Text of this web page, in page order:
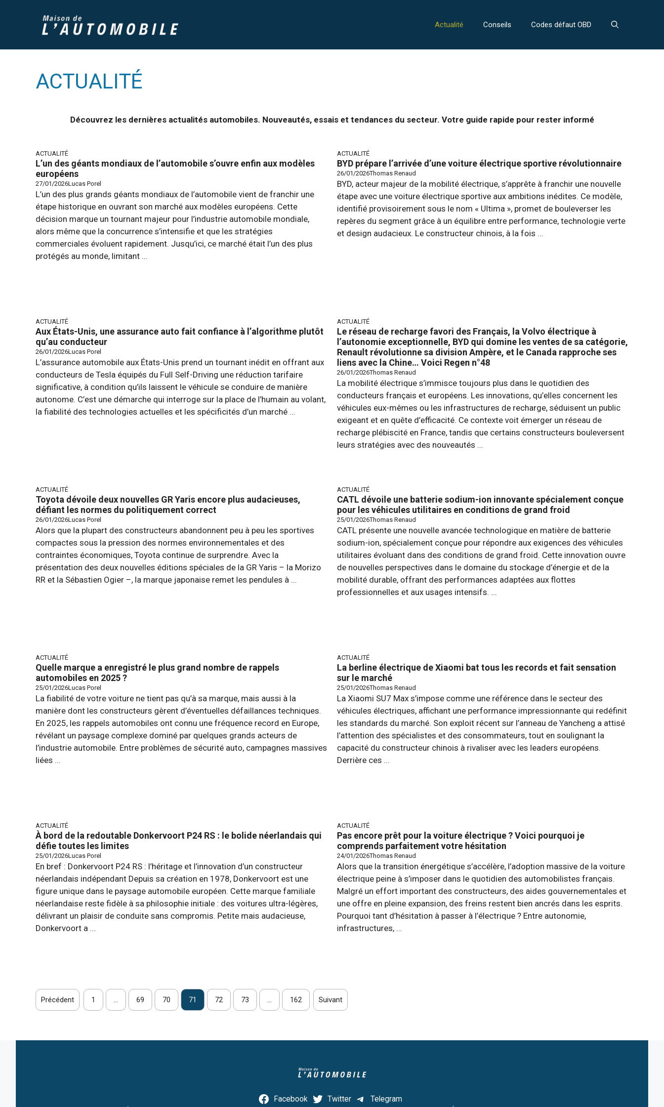
Actualité Conseils Codes défaut OBD
ACTUALITÉ
Découvrez les dernières actualités automobiles. Nouveautés, essais et tendances du secteur. Votre guide rapide pour rester informé
ACTUALITÉ
L’un des géants mondiaux de l’automobile s’ouvre enfin aux modèles
européens
27/01/2026Lucas Porel
L’un des plus grands géants mondiaux de l’automobile vient de franchir une
étape historique en ouvrant son marché aux modèles européens. Cette
décision marque un tournant majeur pour l’industrie automobile mondiale,
alors même que la concurrence s’intensifie et que les stratégies
commerciales évoluent rapidement. Jusqu’ici, ce marché était l’un des plus
protégés au monde, limitant ...
ACTUALITÉ
BYD prépare l’arrivée d’une voiture électrique sportive révolutionnaire
26/01/2026Thomas Renaud
BYD, acteur majeur de la mobilité électrique, s’apprête à franchir une nouvelle
étape avec une voiture électrique sportive aux ambitions inédites. Ce modèle,
identifié provisoirement sous le nom « Ultima », promet de bouleverser les
repères du segment grâce à un équilibre entre performance, technologie verte
et design audacieux. Le constructeur chinois, à la fois ...
ACTUALITÉ
Aux États-Unis, une assurance auto fait confiance à l’algorithme plutôt
qu’au conducteur
26/01/2026Lucas Porel
L’assurance automobile aux États-Unis prend un tournant inédit en offrant aux
conducteurs de Tesla équipés du Full Self-Driving une réduction tarifaire
significative, à condition qu’ils laissent le véhicule se conduire de manière
autonome. C’est une démarche qui interroge sur la place de l’humain au volant,
la fiabilité des technologies actuelles et les spécificités d’un marché ...
ACTUALITÉ
Le réseau de recharge favori des Français, la Volvo électrique à
l’autonomie exceptionnelle, BYD qui domine les ventes de sa catégorie,
Renault révolutionne sa division Ampère, et le Canada rapproche ses
liens avec la Chine… Voici Regen n°48
26/01/2026Thomas Renaud
La mobilité électrique s’immisce toujours plus dans le quotidien des
conducteurs français et européens. Les innovations, qu’elles concernent les
véhicules eux-mêmes ou les infrastructures de recharge, séduisent un public
exigeant et en quête d’efficacité. Ce contexte voit émerger un réseau de
recharge plébiscité en France, tandis que certains constructeurs bouleversent
leurs stratégies avec des nouveautés ...
ACTUALITÉ
Toyota dévoile deux nouvelles GR Yaris encore plus audacieuses,
défiant les normes du politiquement correct
26/01/2026Lucas Porel
Alors que la plupart des constructeurs abandonnent peu à peu les sportives
compactes sous la pression des normes environnementales et des
contraintes économiques, Toyota continue de surprendre. Avec la
présentation des deux nouvelles éditions spéciales de la GR Yaris – la Morizo
RR et la Sébastien Ogier –, la marque japonaise remet les pendules à ...
ACTUALITÉ
CATL dévoile une batterie sodium-ion innovante spécialement conçue
pour les véhicules utilitaires en conditions de grand froid
25/01/2026Thomas Renaud
CATL présente une nouvelle avancée technologique en matière de batterie
sodium-ion, spécialement conçue pour répondre aux exigences des véhicules
utilitaires évoluant dans des conditions de grand froid. Cette innovation ouvre
de nouvelles perspectives dans le domaine du stockage d’énergie et de la
mobilité durable, offrant des performances adaptées aux flottes
professionnelles et aux usages intensifs. ...
ACTUALITÉ
Quelle marque a enregistré le plus grand nombre de rappels
automobiles en 2025 ?
25/01/2026Lucas Porel
La fiabilité de votre voiture ne tient pas qu’à sa marque, mais aussi à la
manière dont les constructeurs gèrent d’éventuelles défaillances techniques.
En 2025, les rappels automobiles ont connu une fréquence record en Europe,
révélant un paysage complexe dominé par quelques grands acteurs de
l’industrie automobile. Entre problèmes de sécurité auto, campagnes massives
liées ...
ACTUALITÉ
La berline électrique de Xiaomi bat tous les records et fait sensation
sur le marché
25/01/2026Thomas Renaud
La Xiaomi SU7 Max s’impose comme une référence dans le secteur des
véhicules électriques, affichant une performance impressionnante qui redéfinit
les standards du marché. Son exploit récent sur l’anneau de Yancheng a attisé
l’attention des spécialistes et des consommateurs, tout en soulignant la
capacité du constructeur chinois à rivaliser avec les leaders européens.
Derrière ces ...
ACTUALITÉ
À bord de la redoutable Donkervoort P24 RS : le bolide néerlandais qui
défie toutes les limites
25/01/2026Lucas Porel
En bref : Donkervoort P24 RS : l’héritage et l’innovation d’un constructeur
néerlandais indépendant Depuis sa création en 1978, Donkervoort est une
figure unique dans le paysage automobile européen. Cette marque familiale
néerlandaise reste fidèle à sa philosophie initiale : des voitures ultra-légères,
délivrant un plaisir de conduite sans compromis. Petite mais audacieuse,
Donkervoort a ...
ACTUALITÉ
Pas encore prêt pour la voiture électrique ? Voici pourquoi je
comprends parfaitement votre hésitation
24/01/2026Thomas Renaud
Alors que la transition énergétique s’accélère, l’adoption massive de la voiture
électrique peine à s’imposer dans le quotidien des automobilistes français.
Malgré un effort important des constructeurs, des aides gouvernementales et
une offre en pleine expansion, des freins restent bien ancrés dans les esprits.
Pourquoi tant d’hésitation à passer à l’électrique ? Entre autonomie,
infrastructures, ...
Précédent 1 69 70 71 72 73 162 Suivant
Facebook Twitter Telegram